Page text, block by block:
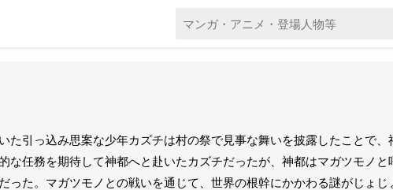
た引っ込み思案な少年カズチは村の祭で見事な舞いを披露したことで
な任務を期待して神都へと赴いたカズチだったが、神都はマガツモノ
った。マガツモノとの戦いを通じて、世界の根幹にかかわる謎がじょじ